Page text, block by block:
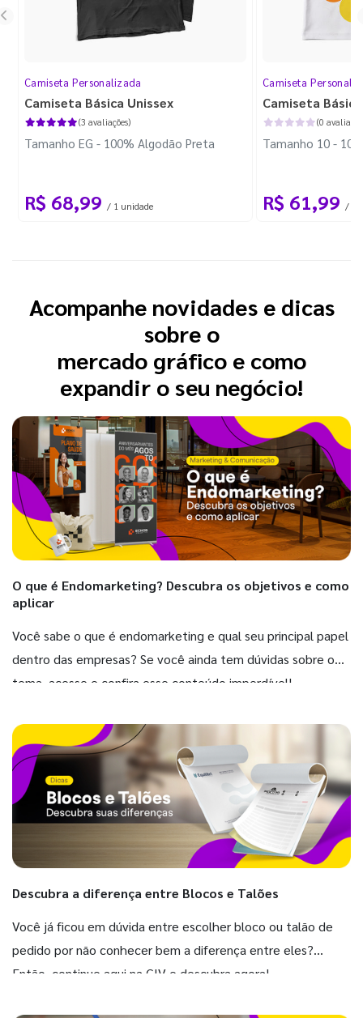
Camiseta Personalizada
Camiseta Básica Unissex
(3 avaliações)
Tamanho EG - 100% Algodão Preta
R$ 68,99 / 1 unidade
Camiseta
Camiseta
(0
Tamanho 10 -
R$ 61,99 / 1
Acompanhe novidades e dicas
sobre o
mercado gráfico e como
expandir o seu negócio!
O que é Endomarketing? Descubra os objetivos e como
aplicar
Você sabe o que é endomarketing e qual seu principal papel
dentro das empresas? Se você ainda tem dúvidas sobre o
tema, acesse e confira esse conteúdo imperdível!
Descubra a diferença entre Blocos e Talões
Você já ficou em dúvida entre escolher bloco ou talão de
pedido por não conhecer bem a diferença entre eles?
Então, continue aqui na GIV e descubra agora!